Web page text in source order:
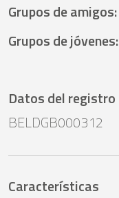
Grupos de amigos:
Grupos de jóvenes:
Datos del registro
BELDGB000312
Características